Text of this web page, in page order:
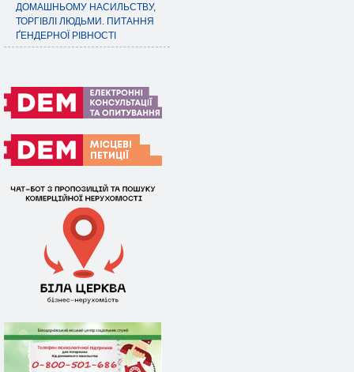
ДОМАШНЬОМУ НАСИЛЬСТВУ,
ТОРГІВЛІ ЛЮДЬМИ. ПИТАННЯ
ҐЕНДЕРНОЇ РІВНОСТІ